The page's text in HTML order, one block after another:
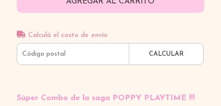
AGREGAR AL CARRITO
Calculá el costo de envío
CALCULAR
Súper Combo de la saga POPPY PLAYTIME !!!